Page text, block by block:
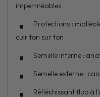
imperméables
Protections :
cuir ton sur ton
Semelle interne :
Semelle externe :
Réfléchissant fluo à